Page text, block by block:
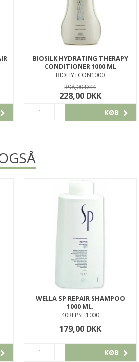
BIOSILK HYDRATING THERAPY
CONDITIONER 1000 ML
BIOHYTCON1000
398,00 DKK
228,00 DKK
KØB
WELLA SP REPAIR SHAMPOO
1000 ML.
40REPSH1000
179,00 DKK
KØB